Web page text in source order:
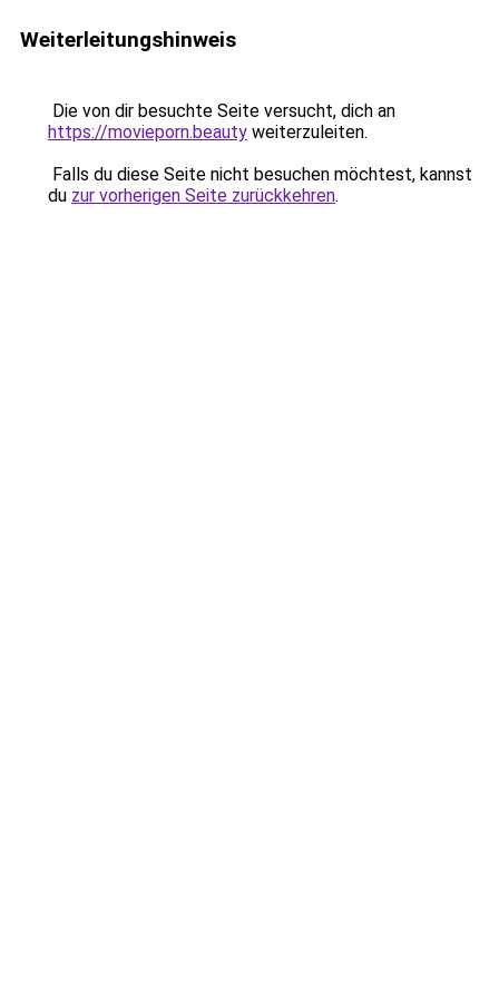
Weiterleitungshinweis
Die von dir besuchte Seite versucht, dich an
https://movieporn.beauty weiterzuleiten.
Falls du diese Seite nicht besuchen möchtest, kannst
du zur vorherigen Seite zurückkehren.